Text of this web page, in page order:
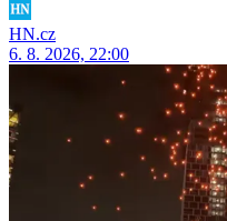
HN.cz
6. 8. 2026, 22:00